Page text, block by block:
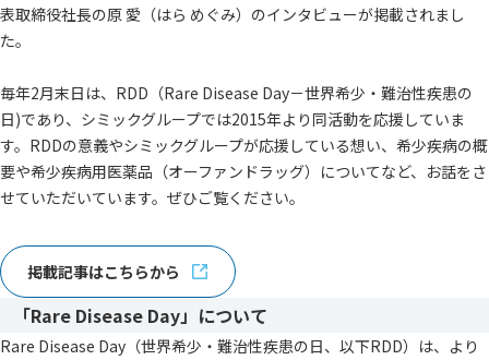
表取締役社長の原 愛（はら めぐみ）のインタビューが掲載されまし
た。
毎年2月末日は、RDD（Rare Disease Day－世界希少・難治性疾患の
日)であり、シミックグループでは2015年より同活動を応援していま
す。RDDの意義やシミックグループが応援している想い、希少疾病の概
要や希少疾病用医薬品（オーファンドラッグ）についてなど、お話をさ
せていただいています。ぜひご覧ください。
掲載記事はこちらから
「Rare Disease Day」について
Rare Disease Day（世界希少・難治性疾患の日、以下RDD）は、より